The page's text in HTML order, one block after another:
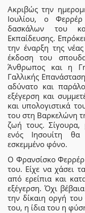
Ακριβώς την
Ιουλίου, ο
δασκάλων του
Εκπαίδευσης.
την έναρξη της νέας
έκδοση του
Άνθρωπος και η
Γαλλικής
αδύνατο και
εξέγερση και
και υπολογιστικά
του στη Βαρκελώνη
ζωή τους. Σίγουρα,
ενός Ιησουίτη θα
εσκεμμένο φόνο.
Ο Φρανσίσκο Φερρέρ
του. Είχε να χάσει
από ερείπια και
εξέγερση. Όχι
την δίκαιη οργή
του, η ίδια του η